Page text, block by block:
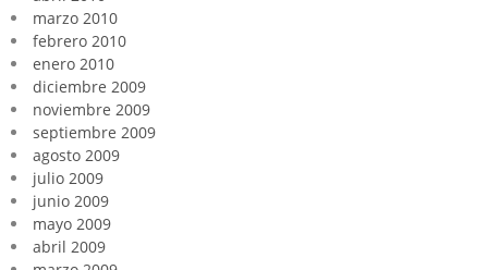
marzo 2010
febrero 2010
enero 2010
diciembre 2009
noviembre 2009
septiembre 2009
agosto 2009
julio 2009
junio 2009
mayo 2009
abril 2009